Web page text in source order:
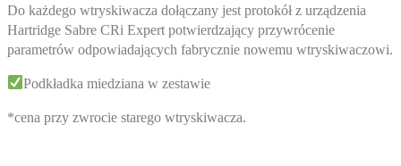
Do każdego wtryskiwacza dołączany jest protokół z urządzenia
Hartridge Sabre CRi Expert potwierdzający przywrócenie
parametrów odpowiadających fabrycznie nowemu wtryskiwaczowi.
Podkładka miedziana w zestawie
*cena przy zwrocie starego wtryskiwacza.